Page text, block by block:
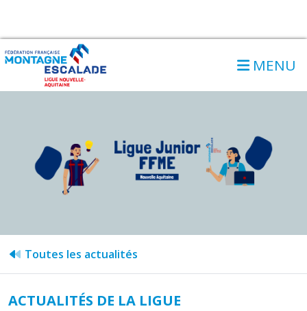
MENU
Toutes les actualités
ACTUALITÉS DE LA LIGUE